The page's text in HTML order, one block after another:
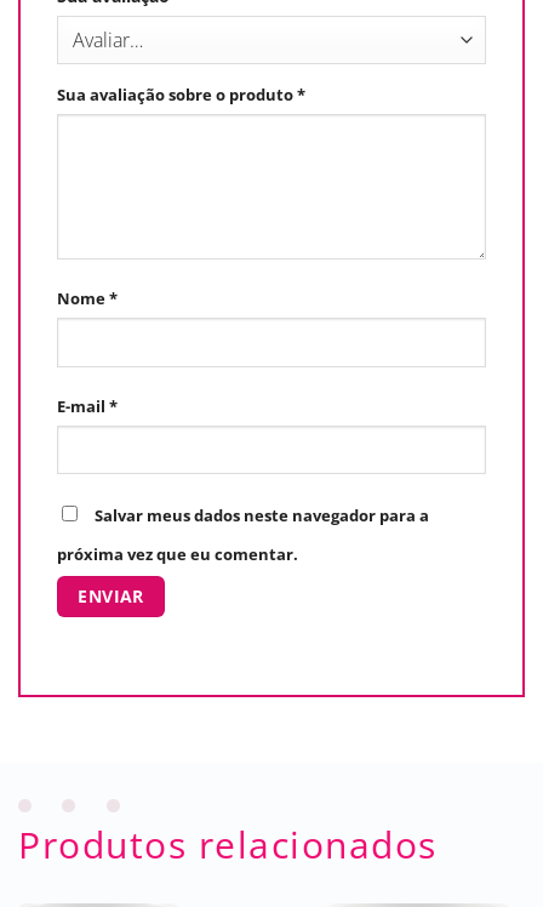
Sua avaliação sobre o produto*
Nome*
E-mail *
Salvar meus dados neste navegador para a
próxima vez que eu comentar.
Produtos relacionados